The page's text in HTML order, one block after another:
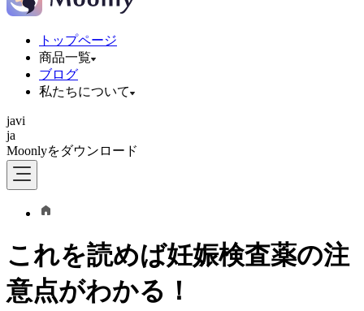
トップページ
商品一覧
ブログ
私たちについて
javi
ja
Moonlyをダウンロード
これを読めば妊娠検査薬の注
意点がわかる！